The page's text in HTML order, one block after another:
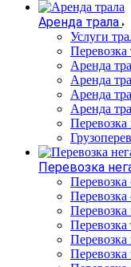
Аренда трала
Услуги
Перевозка
Аренда
Аренда
Аренда
Аренда
Перевозка
Перевозка
Перевозка
Перевозка
Перевозка
Перевозка
Перевозка